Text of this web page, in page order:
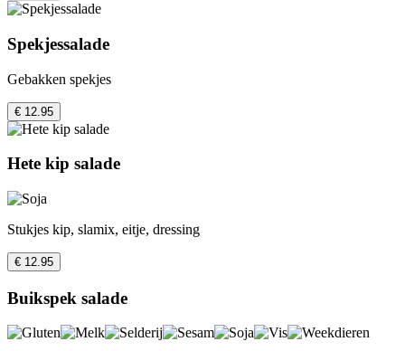
Spekjessalade
Gebakken spekjes
€ 12.95
Hete kip salade
Stukjes kip, slamix, eitje, dressing
€ 12.95
Buikspek salade